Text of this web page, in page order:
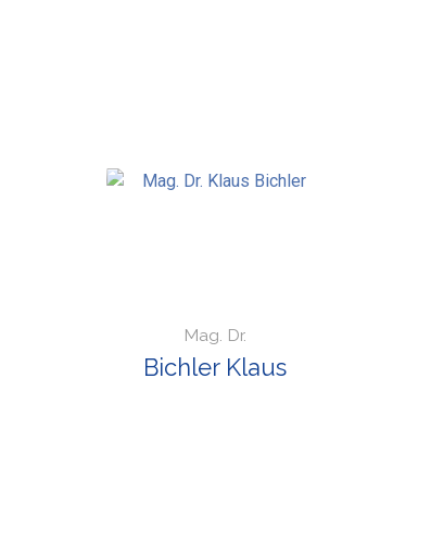
Mag. Dr.
Bichler Klaus